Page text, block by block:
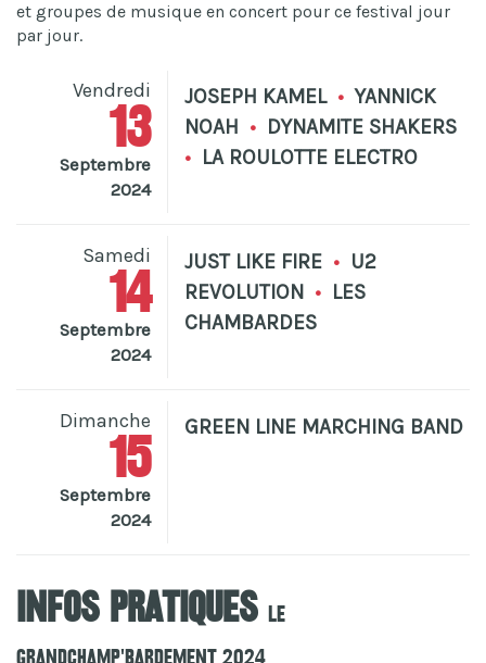
et groupes de musique en concert pour ce festival jour
par jour.
Vendredi
13
Septembre
2024
JOSEPH KAMEL • YANNICK
NOAH • DYNAMITE SHAKERS
• LA ROULOTTE ELECTRO
Samedi
14
Septembre
2024
JUST LIKE FIRE • U2
REVOLUTION • LES
CHAMBARDES
Dimanche
15
Septembre
2024
GREEN LINE MARCHING BAND
Infos pratiques Le
Grandchamp'Bardement 2024